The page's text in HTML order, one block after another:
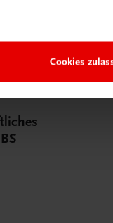
Cookies